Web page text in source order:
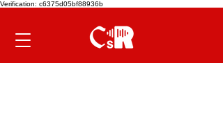
Verification: c6375d05bf88936b